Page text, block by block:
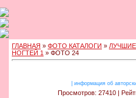
ГЛАВНАЯ » ФОТО КАТАЛОГИ »
НОГТЕЙ 1 » ФОТО 24
информация об
Просмотров: 27410 |